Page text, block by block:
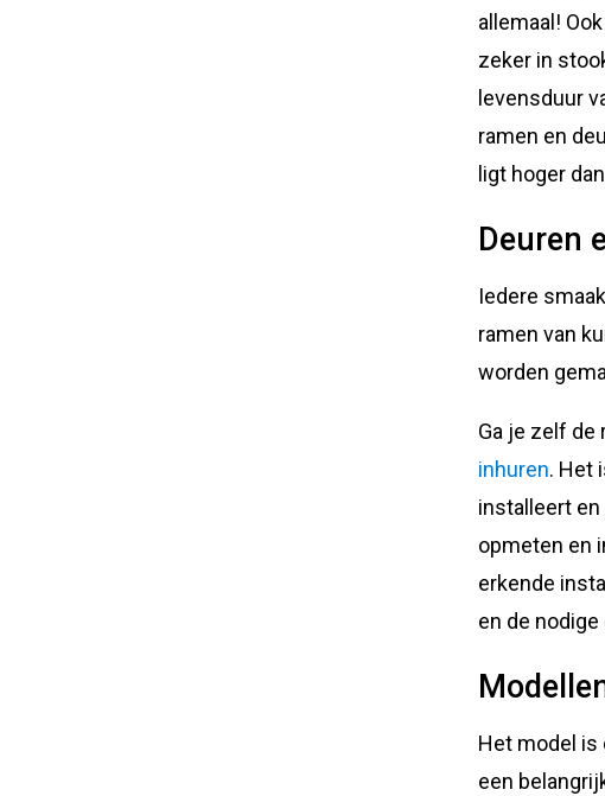
allemaal!
zeker in
levensduur
ramen en
ligt hoger
Deuren
Iedere
ramen van
worden
Ga je zelf de
inhuren. Het
installeert
opmeten en
erkende
en de nodige
Het model is
een